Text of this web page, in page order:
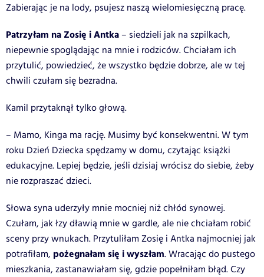
Zabierając je na lody, psujesz naszą wielomiesięczną pracę.
Patrzyłam na Zosię i Antka – siedzieli jak na szpilkach,
niepewnie spoglądając na mnie i rodziców. Chciałam ich
przytulić, powiedzieć, że wszystko będzie dobrze, ale w tej
chwili czułam się bezradna.
Kamil przytaknął tylko głową.
– Mamo, Kinga ma rację. Musimy być konsekwentni. W tym
roku Dzień Dziecka spędzamy w domu, czytając książki
edukacyjne. Lepiej będzie, jeśli dzisiaj wrócisz do siebie, żeby
nie rozpraszać dzieci.
Słowa syna uderzyły mnie mocniej niż chłód synowej.
Czułam, jak łzy dławią mnie w gardle, ale nie chciałam robić
sceny przy wnukach. Przytuliłam Zosię i Antka najmocniej jak
potrafiłam, pożegnałam się i wyszłam. Wracając do pustego
mieszkania, zastanawiałam się, gdzie popełniłam błąd. Czy